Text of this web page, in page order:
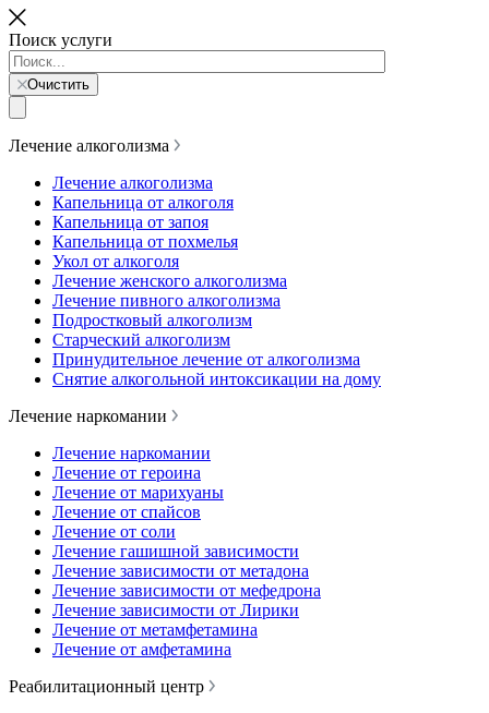
Поиск услуги
Очистить
Лечение алкоголизма
Лечение алкоголизма
Капельница от алкоголя
Капельница от запоя
Капельница от похмелья
Укол от алкоголя
Лечение женского алкоголизма
Лечение пивного алкоголизма
Подростковый алкоголизм
Старческий алкоголизм
Принудительное лечение от алкоголизма
Снятие алкогольной интоксикации на дому
Лечение наркомании
Лечение наркомании
Лечение от героина
Лечение от марихуаны
Лечение от спайсов
Лечение от соли
Лечение гашишной зависимости
Лечение зависимости от метадона
Лечение зависимости от мефедрона
Лечение зависимости от Лирики
Лечение от метамфетамина
Лечение от амфетамина
Реабилитационный центр